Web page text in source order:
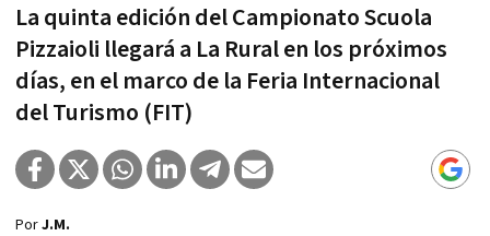
La quinta edición del Campionato Scuola
Pizzaioli llegará a La Rural en los próximos
días, en el marco de la Feria Internacional
del Turismo (FIT)
PorJ.M.